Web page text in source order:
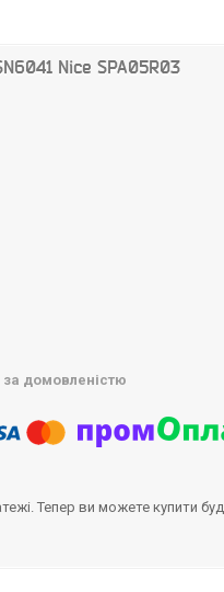
Nice SPA05R03
за домовленістю
Тепер ви можете купити